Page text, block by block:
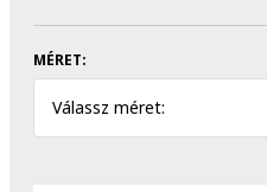
MÉRET:
Válassz méret: